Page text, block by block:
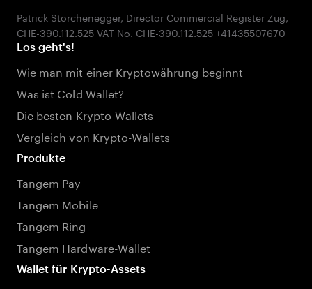
Patrick Storchenegger, Director Commercial Register Zug,
Los geht's!
Wie man mit einer Kryptowährung beginnt
Was ist Cold Wallet?
Die besten Krypto-Wallets
Vergleich von Krypto-Wallets
Produkte
Tangem Pay
Tangem Mobile
Tangem Ring
Tangem Hardware-Wallet
Wallet für Krypto-Assets